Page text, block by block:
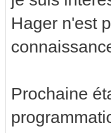
Hager n'est
Prochaine